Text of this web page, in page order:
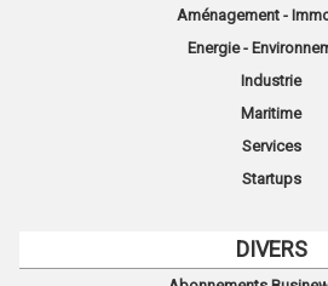
Aménagement -
Energie -
Industrie
Maritime
Services
Startups
DIVERS